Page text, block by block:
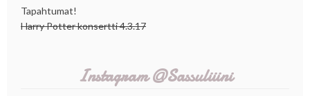
Tapahtumat!
Harry Potter konsertti 4.3.17
Instagram @Sassuliiini